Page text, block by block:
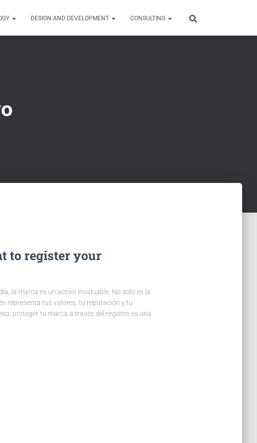
DESIGN AND DEVELOPMENT CONSULTING
to register your
la marca es un activo invaluable. No solo es la
representa tus valores, tu reputación y tu
proteger tu marca a través del registro es una